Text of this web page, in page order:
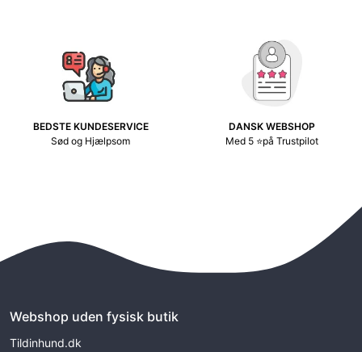
BEDSTE KUNDESERVICE
Sød og Hjælpsom
DANSK WEBSHOP
Med 5 ⭐på Trustpilot
Webshop uden fysisk butik
Tildinhund.dk